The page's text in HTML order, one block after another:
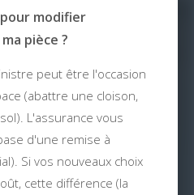
modifier
pièce ?
peut être l'occasion
(abattre une cloison,
L'assurance vous
d'une remise à
Si vos nouveaux choix
cette différence (la